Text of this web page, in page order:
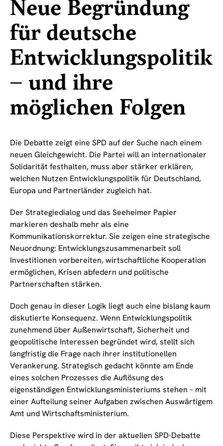
Neue Begründung
für deutsche
Entwicklungspolitik
– und ihre
möglichen Folgen
Die Debatte zeigt eine SPD auf der Suche nach einem
neuen Gleichgewicht. Die Partei will an internationaler
Solidarität festhalten, muss aber stärker erklären,
welchen Nutzen Entwicklungspolitik für Deutschland,
Europa und Partnerländer zugleich hat.
Der Strategiedialog und das Seeheimer Papier
markieren deshalb mehr als eine
Kommunikationskorrektur. Sie zeigen eine strategische
Neuordnung: Entwicklungszusammenarbeit soll
Investitionen vorbereiten, wirtschaftliche Kooperation
ermöglichen, Krisen abfedern und politische
Partnerschaften stärken.
Doch genau in dieser Logik liegt auch eine bislang kaum
diskutierte Konsequenz. Wenn Entwicklungspolitik
zunehmend über Außenwirtschaft, Sicherheit und
geopolitische Interessen begründet wird, stellt sich
langfristig die Frage nach ihrer institutionellen
Verankerung. Strategisch gedacht könnte am Ende
eines solchen Prozesses die Auflösung des
eigenständigen Entwicklungsministeriums stehen – mit
einer Aufteilung seiner Aufgaben zwischen Auswärtigem
Amt und Wirtschaftsministerium.
Diese Perspektive wird in der aktuellen SPD-Debatte